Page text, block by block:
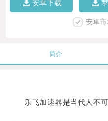
安卓下载
安卓
简介
乐飞加速器是当代人不可